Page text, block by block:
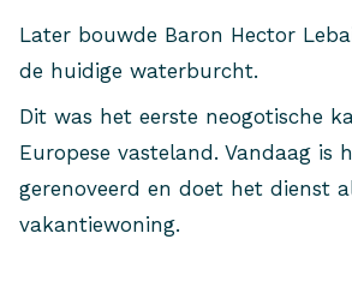
Later bouwde Baron Hector
de huidige waterburcht.
Dit was het eerste neogotische
Europese vasteland. Vandaag is
gerenoveerd en doet het dienst
vakantiewoning.